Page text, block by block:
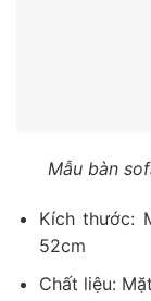
Mẫu bàn
Kích thước:
52cm
Chất liệu: